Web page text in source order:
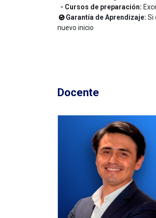
- Cursos de preparación:
Garantía de Aprendizaje: Si
nuevo inicio
Docente